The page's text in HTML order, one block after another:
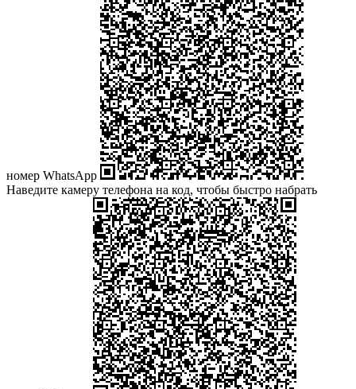
номер WhatsApp
Наведите камеру телефона на код, чтобы быстро набрать